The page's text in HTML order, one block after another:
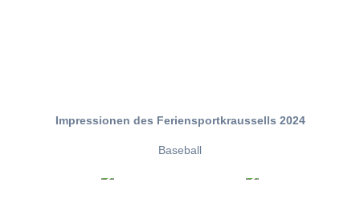
Impressionen des Feriensportkraussells 2024
Baseball